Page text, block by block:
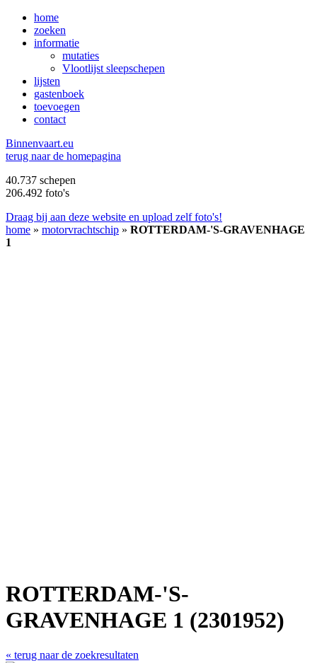
home
zoeken
informatie
mutaties
Vlootlijst sleepschepen
lijsten
gastenboek
toevoegen
contact
Binnenvaart.eu
terug naar de homepagina
40.737 schepen
206.492 foto's
Draag bij aan deze website en upload zelf foto's!
home » motorvrachtschip » ROTTERDAM-'S-GRAVENHAGE
1
ROTTERDAM-'S-
GRAVENHAGE 1 (2301952)
« terug naar de zoekresultaten